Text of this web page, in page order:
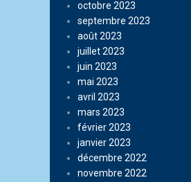
octobre 2023
septembre 2023
août 2023
juillet 2023
juin 2023
mai 2023
avril 2023
mars 2023
février 2023
janvier 2023
décembre 2022
novembre 2022